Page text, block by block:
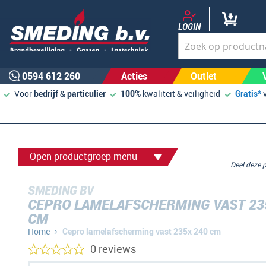
LOGIN
0594 612 260 Acties Outlet
Voorbedrijf&particulier 100% kwaliteit & veiligheid Gratis*
Open productgroep menu
SMEDING BV
CEPRO LAMELAFSCHERMING VAST
CM
Home Cepro lamelafscherming vast 235x 240 cm
Deel
0 reviews